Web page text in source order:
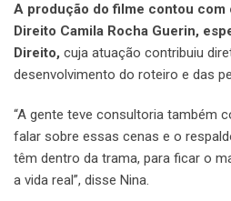
A produção do filme contou com
Direito Camila Rocha Guerin,
Direito, cuja atuação contribuiu
desenvolvimento do roteiro e das
“A gente teve consultoria também
falar sobre essas cenas e o
têm dentro da trama, para ficar o
a vida real”, disse Nina.